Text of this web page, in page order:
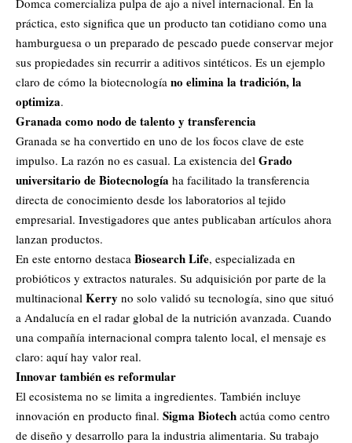
práctica, esto significa que un producto tan cotidiano como una
hamburguesa o un preparado de pescado puede conservar mejor
sus propiedades sin recurrir a aditivos sintéticos. Es un ejemplo
claro de cómo la biotecnología no elimina la tradición, la
optimiza.
Granada como nodo de talento y transferencia
Granada se ha convertido en uno de los focos clave de este
impulso. La razón no es casual. La existencia del Grado
universitario de Biotecnología ha facilitado la transferencia
directa de conocimiento desde los laboratorios al tejido
empresarial. Investigadores que antes publicaban artículos ahora
lanzan productos.
En este entorno destaca Biosearch Life, especializada en
probióticos y extractos naturales. Su adquisición por parte de la
multinacional Kerry no solo validó su tecnología, sino que situó
a Andalucía en el radar global de la nutrición avanzada. Cuando
una compañía internacional compra talento local, el mensaje es
claro: aquí hay valor real.
Innovar también es reformular
El ecosistema no se limita a ingredientes. También incluye
innovación en producto final. Sigma Biotech actúa como centro
de diseño y desarrollo para la industria alimentaria. Su trabajo